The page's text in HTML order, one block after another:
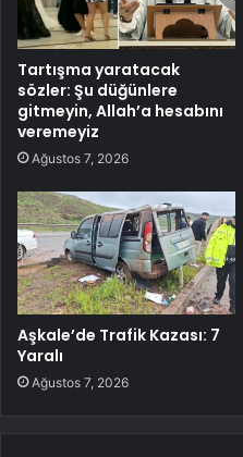
Tartışma yaratacak
sözler: Şu düğünlere
gitmeyin, Allah’a hesabını
veremeyiz
Ağustos 7, 2026
Aşkale’de Trafik Kazası: 7
Yaralı
Ağustos 7, 2026